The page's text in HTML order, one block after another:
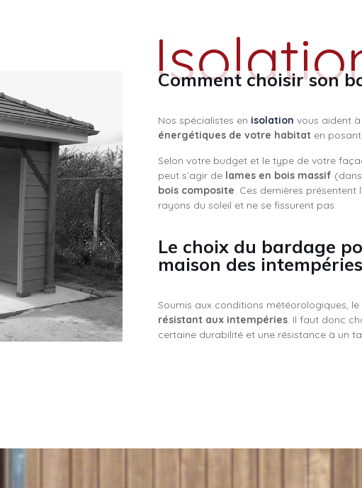
Comment choisir son
Nos spécialistes en isolation vous aident
énergétiques de votre habitat en
Selon votre budget et le type de votre
peut s’agir de lames en bois massif
bois composite . Ces dernières
rayons du soleil et ne se fissurent pas.
Le choix du bardage
maison des intempéries
Soumis aux conditions météorologiques,
résistant aux intempéries . Il faut donc
certaine durabilité et une résistance à un